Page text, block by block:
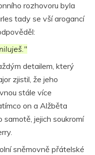
rozhovoru byla
tady se vší arogancí
detailem, který
zjistil, že jeho
stále více
on a Alžběta
samotě, jejich soukromí
sněmovně přátelské